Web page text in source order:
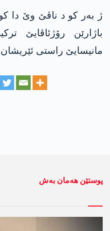
ژ بەر کو د ناڤێ وێ دا
باژارێن رۆژئاڤایێ
مانیسایێ راستی ئێریشان
پوستێن ھەمان بەش